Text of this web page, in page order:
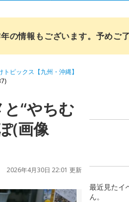
の情報もございます。予めご了
ピックス【九州・沖縄】
と“やちむ
(画像
2026年4月30日 22:01 更新
最近見たイ
ん。